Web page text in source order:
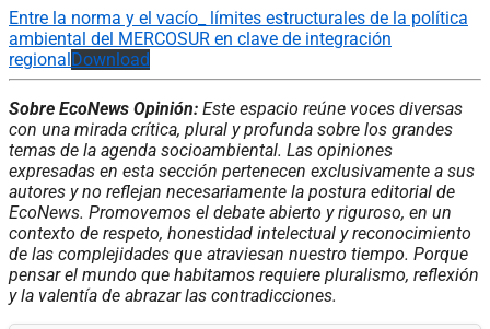
Entre la norma y el vacío_ límites estructurales de la política
ambiental del MERCOSUR en clave de integración
regionalDownload
Sobre EcoNews Opinión: Este espacio reúne voces diversas
con una mirada crítica, plural y profunda sobre los grandes
temas de la agenda socioambiental. Las opiniones
expresadas en esta sección pertenecen exclusivamente a sus
autores y no reflejan necesariamente la postura editorial de
EcoNews. Promovemos el debate abierto y riguroso, en un
contexto de respeto, honestidad intelectual y reconocimiento
de las complejidades que atraviesan nuestro tiempo. Porque
pensar el mundo que habitamos requiere pluralismo, reflexión
y la valentía de abrazar las contradicciones.